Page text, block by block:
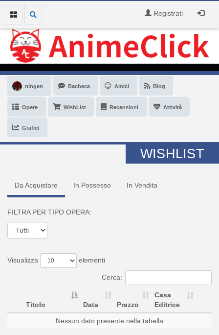
Registrati
ningen Bacheca Amici Blog
Opere WishList Recensioni Attività
Grafici
WISHLIST
Da Acquistare In Possesso In Vendita
FILTRA PER TIPO OPERA:
Visualizza elementi
Cerca:
Titolo Data Prezzo
Casa
Editrice
Nessun dato presente nella tabella